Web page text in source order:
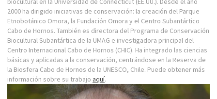
2000 ha dirigido iniciativas de conservación: la creación del Parque
Etnobotánico Omora, la Fundación Omora y el Centro Subantártico
Cabo de Hornos. También es directora del Programa de Conservación
Biocultural Subantártica de la UMAG e investigadora principal del
Centro Internacional Cabo de Hornos (CHIC). Ha integrado las ciencias
básicas y aplicadas a la conservación, centrándose en la Reserva de
la Biosfera Cabo de Hornos de la UNESCO, Chile. Puede obtener más
información sobre su trabajo aquí.